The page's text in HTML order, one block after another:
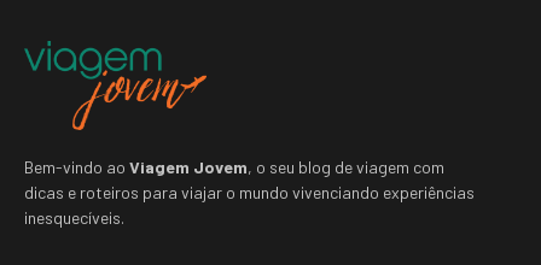
Bem-vindo ao Viagem Jovem, o seu blog de viagem com
dicas e roteiros para viajar o mundo vivenciando experiências
inesquecíveis.